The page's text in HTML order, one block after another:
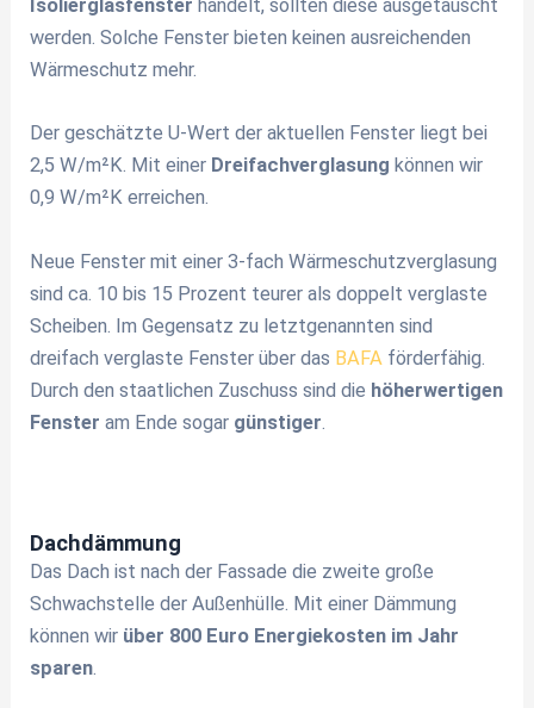
Isolierglasfenster handelt, sollten diese ausgetauscht
werden. Solche Fenster bieten keinen ausreichenden
Wärmeschutz mehr.
Der geschätzte U-Wert der aktuellen Fenster liegt bei
2,5 W/m²K. Mit einer Dreifachverglasung können wir
0,9 W/m²K erreichen.
Neue Fenster mit einer 3-fach Wärmeschutzverglasung
sind ca. 10 bis 15 Prozent teurer als doppelt verglaste
Scheiben. Im Gegensatz zu letztgenannten sind
dreifach verglaste Fenster über das BAFA förderfähig.
Durch den staatlichen Zuschuss sind die höherwertigen
Fenster am Ende sogar günstiger
Dachdämmung
Das Dach ist nach der Fassade die zweite große
Schwachstelle der Außenhülle. Mit einer Dämmung
können wir über 800 Euro Energiekosten im Jahr
sparen.